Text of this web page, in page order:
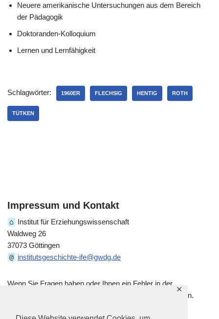
✕
Neuere amerikanische Untersuchungen aus dem Bereich
der Pädagogik
Doktoranden-Kolloquium
Lernen und Lernfähigkeit
Schlagwörter: 1960ER FLECHSIG HENTIG ROTH
TÜTKEN
Impressum und Kontakt
⌂ Institut für Erziehungswissenschaft
Waldweg 26
37073 Göttingen
@ institutsgeschichte-ife@gwdg.de
Wenn Sie Fragen haben oder Ihnen ein Fehler in der
historischen Darstellung auffällt, kontaktieren Sie uns gern.